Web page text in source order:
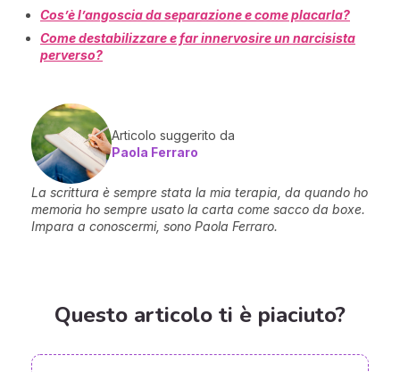
Cos’è l’angoscia da separazione e come placarla?
Come destabilizzare e far innervosire un narcisista
perverso?
Articolo suggerito da
Paola Ferraro
La scrittura è sempre stata la mia terapia, da quando ho
memoria ho sempre usato la carta come sacco da boxe.
Impara a conoscermi, sono Paola Ferraro.
Questo articolo ti è piaciuto?